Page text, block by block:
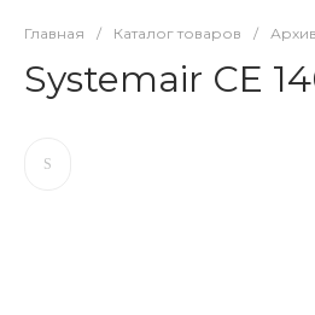
Главная / Каталог товаров /
Systemair CE